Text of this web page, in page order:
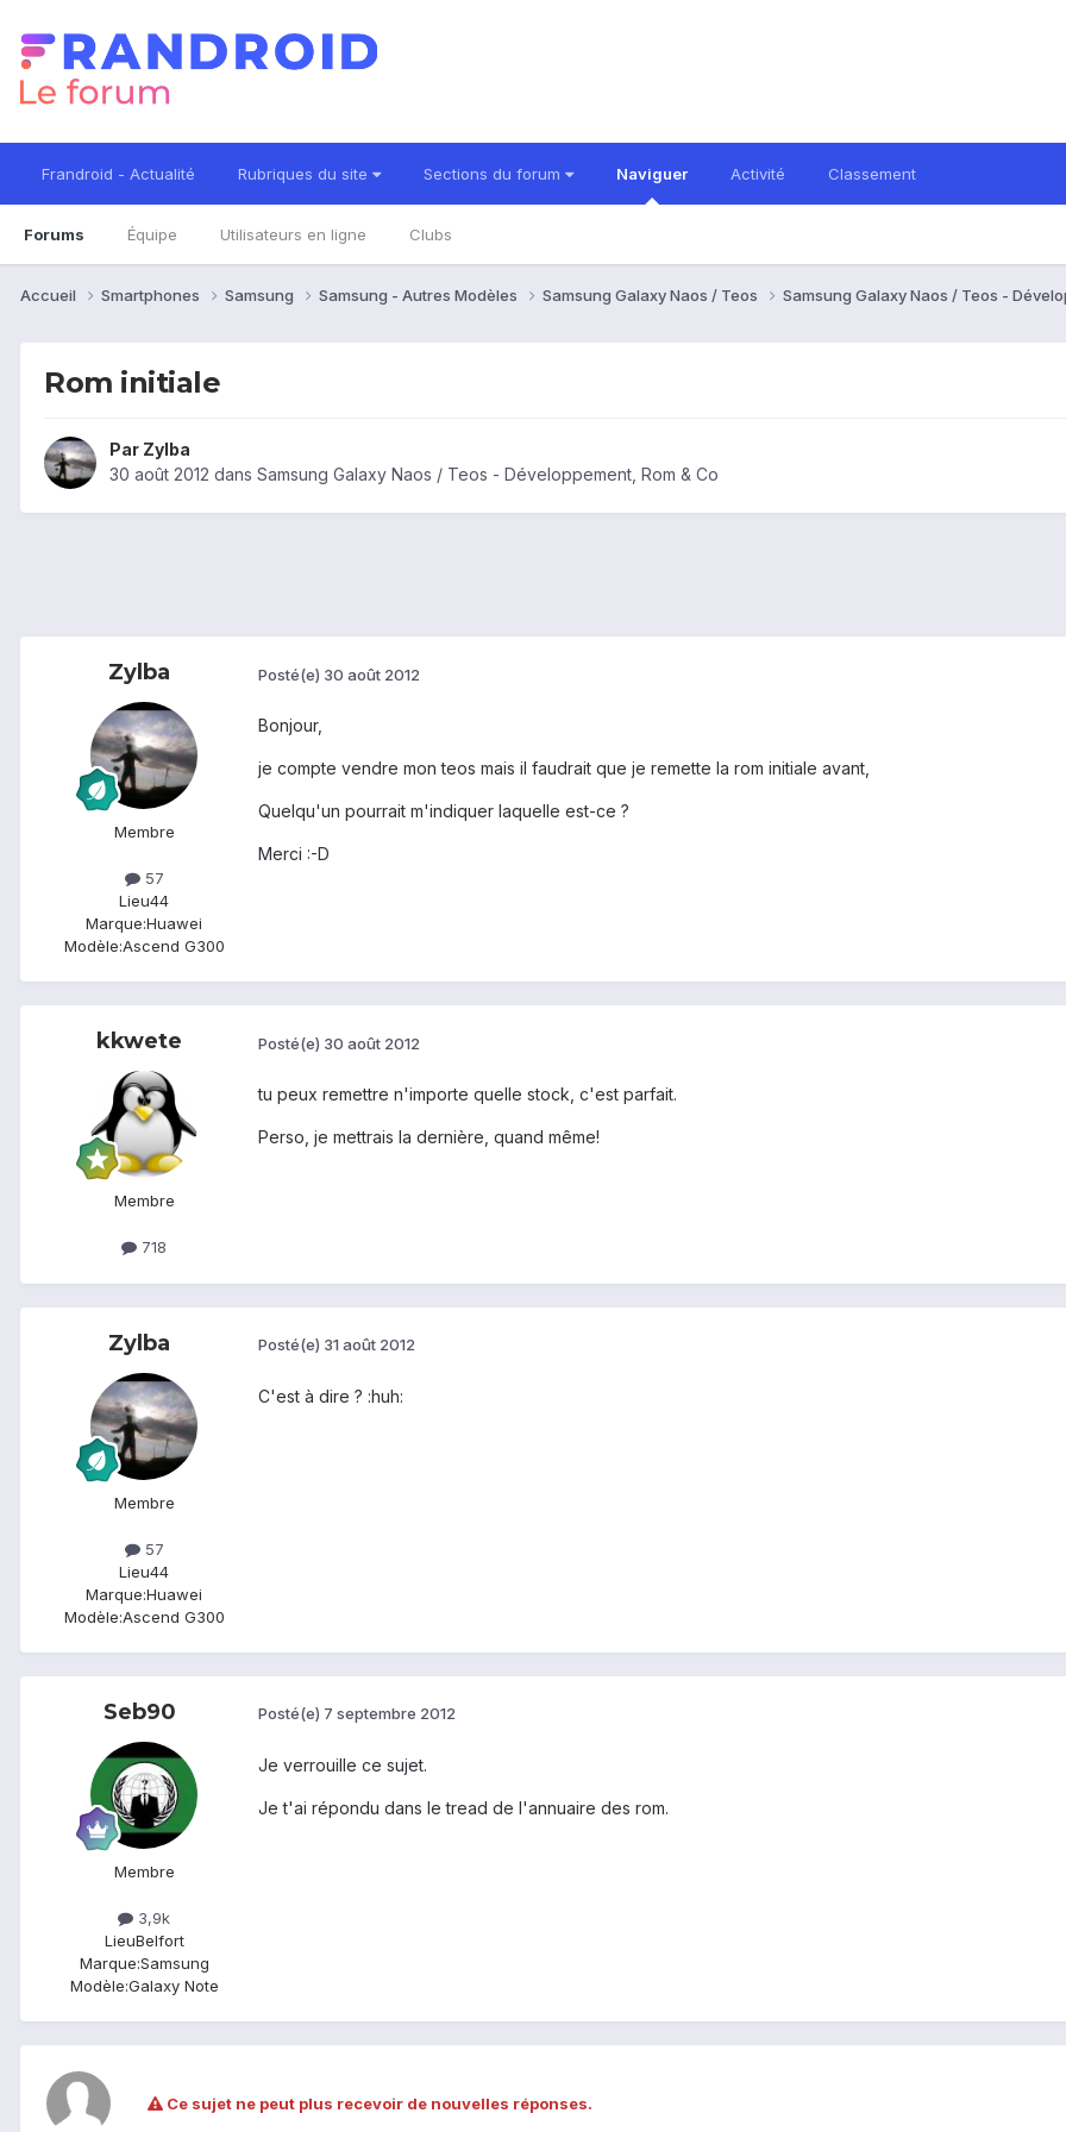
Frandroid - Actualité Rubriques du site Sections du forum Naviguer
Forums Équipe Utilisateurs en ligne Clubs
Activité Classement
Accueil Smartphones Samsung Samsung - Autres Modèles Samsung Galaxy Naos / Teos Samsung Galaxy Naos / Teos -
Rom initiale
Par Zylba
30 août 2012 dans Samsung Galaxy Naos / Teos - Développement, Rom & Co
Zylba
Membre
57
Lieu44
Marque:Huawei
Modèle:Ascend G300
Posté(e) 30 août 2012
Bonjour,
je compte vendre mon teos mais il faudrait que je remette la rom initiale avant,
Quelqu'un pourrait m'indiquer laquelle est-ce ?
Merci :-D
kkwete
Membre
718
Posté(e) 30 août 2012
tu peux remettre n'importe quelle stock, c'est parfait.
Perso, je mettrais la dernière, quand même!
Zylba
Membre
57
Lieu44
Marque:Huawei
Modèle:Ascend G300
Posté(e) 31 août 2012
C'est à dire ? :huh:
Seb90
Membre
3,9k
LieuBelfort
Marque:Samsung
Modèle:Galaxy Note
Posté(e) 7 septembre 2012
Je verrouille ce sujet.
Je t'ai répondu dans le tread de l'annuaire des rom.
Ce sujet ne peut plus recevoir de nouvelles réponses.